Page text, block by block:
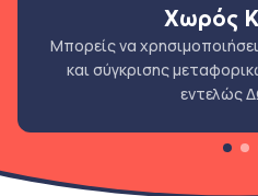
Χωρός
Μπορείς να
και σύγκρισης
εντελώς